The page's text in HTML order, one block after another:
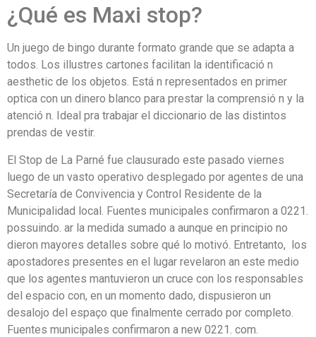
¿Qué es Maxi stop?
Un juego de bingo durante formato grande que se adapta a
todos. Los illustres cartones facilitan la identificació n
aesthetic de los objetos. Está n representados en primer
optica con un dinero blanco para prestar la comprensió n y la
atenció n. Ideal pra trabajar el diccionario de las distintos
prendas de vestir.
El Stop de La Parné fue clausurado este pasado viernes
luego de un vasto operativo desplegado por agentes de una
Secretaría de Convivencia y Control Residente de la
Municipalidad local. Fuentes municipales confirmaron a 0221.
possuindo. ar la medida sumado a aunque en principio no
dieron mayores detalles sobre qué lo motivó. Entretanto, los
apostadores presentes en el lugar revelaron an este medio
que los agentes mantuvieron un cruce con los responsables
del espacio con, en un momento dado, dispusieron un
desalojo del espaço que finalmente cerrado por completo.
Fuentes municipales confirmaron a new 0221. com.